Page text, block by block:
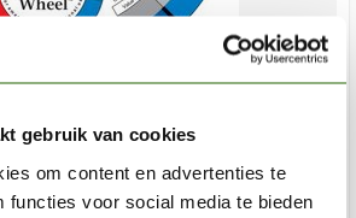
gebruik van cookies
om content en advertenties te
functies voor social media te bieden
US - 13cm - 3501
€8,59